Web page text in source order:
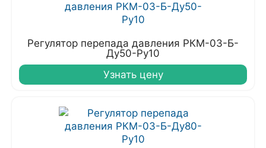
Регулятор перепада давления РКМ-03-Б-
Ду50-Ру10
Узнать цену